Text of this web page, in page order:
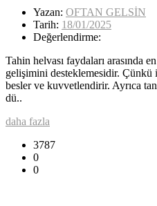
Yazan: OFTAN GELSİN
Tarih: 18/01/2025
Değerlendirme:
Tahin helvası faydaları arasında
gelişimini desteklemesidir.
besler ve kuvvetlendirir. Ayrıca
dü..
daha fazla
3787
0
0